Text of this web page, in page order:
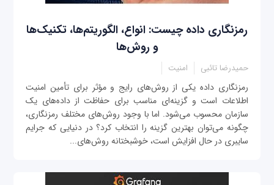
رمزنگاری داده چیست: انواع، الگوریتم‌ها، تکنیک‌ها
و روش‌ها
حمیدرضا تائبی امنیت
رمزنگاری داده یکی از روش‌های رایج و مؤثر برای تأمین امنیت
اطلاعات است و گزینه‌ای مناسب برای حفاظت از داده‌های یک
سازمان محسوب می‌شود. اما با وجود روش‌های مختلف رمزنگاری،
چگونه می‌توان بهترین گزینه را انتخاب کرد؟ در دنیایی که جرایم
سایبری در حال افزایش است، خوشبختانه روش‌های...